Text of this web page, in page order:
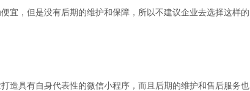
，但是没有后期的维护和保障，所以不建议企业去选择这样的
具有自身代表性的微信小程序，而且后期的维护和售后服务也